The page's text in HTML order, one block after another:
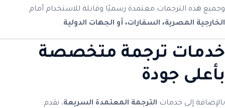
وجميع هذه الترجمات معتمدة رسميًا وقابلة للاستخدام أمام
الخارجية المصرية، السفارات، أو الجهات الدولية.
خدمات ترجمة متخصصة
بأعلى جودة
بالإضافة إلى خدمات الترجمة المعتمدة السريعة، نقدم: